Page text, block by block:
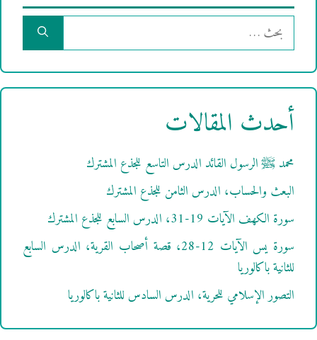
البحث
عن:
أحدث المقالات
محمد ﷺ الرسول القائد الدرس التاسع للجذع المشترك
البعث والحساب، الدرس الثامن للجذع المشترك
سورة الكهف الآيات 19-31، الدرس السابع للجذع المشترك
سورة يس الآيات 12-28، قصة أصحاب القرية، الدرس السابع
للثانية باكالوريا
التصور الإسلامي للحرية، الدرس السادس للثانية باكالوريا